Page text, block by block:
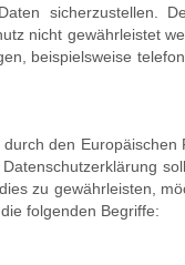
sicherzustellen.
nicht gewährleistet
beispielsweise
den Europäischen
zu gewährleisten,
folgenden Begriffe: